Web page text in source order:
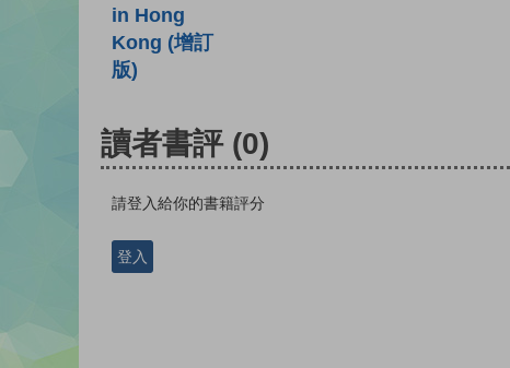
in Hong
Kong (增訂
版)
讀者書評 (0)
請登入給你的書籍評分
登入